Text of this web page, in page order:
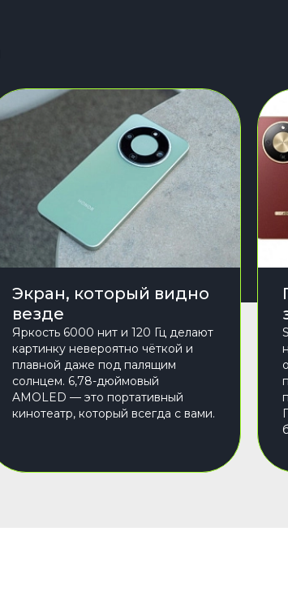
Экран, который видно
везде
Яркость 6000 нит и 120 Гц делают
картинку невероятно чёткой и
плавной даже под палящим
солнцем. 6,78-дюймовый
AMOLED — это портативный
кинотеатр, который всегда с вами.